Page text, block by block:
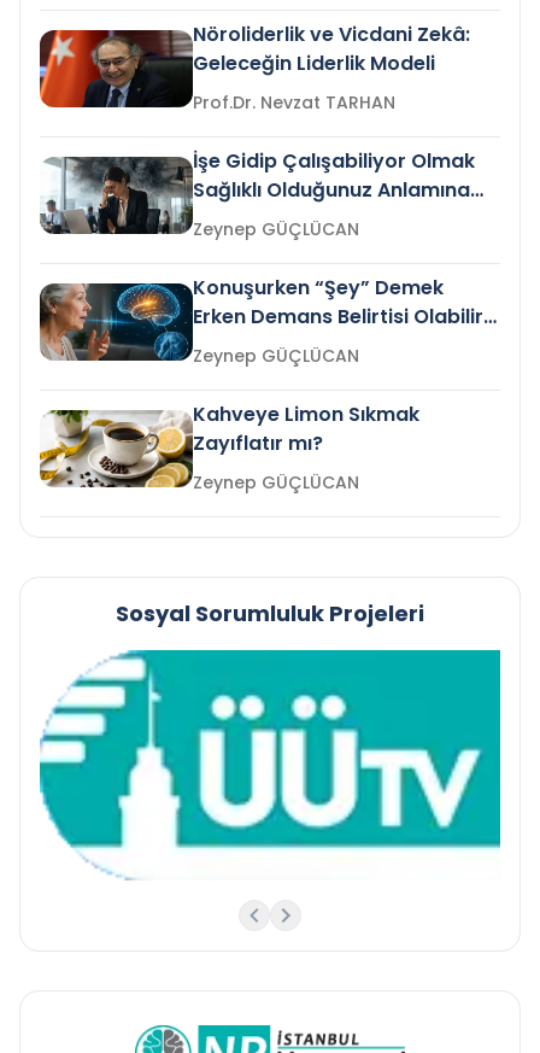
Nöroliderlik ve Vicdani Zekâ:
Geleceğin Liderlik Modeli
Prof.Dr. Nevzat TARHAN
İşe Gidip Çalışabiliyor Olmak
Sağlıklı Olduğunuz Anlamına
Gelir mi?Zeynep GÜÇLÜCAN
Konuşurken “Şey” Demek
Erken Demans Belirtisi Olabilir
mi?
Zeynep GÜÇLÜCAN
Kahveye Limon Sıkmak
Zayıflatır mı?
Zeynep GÜÇLÜCAN
Sosyal Sorumluluk Projeleri